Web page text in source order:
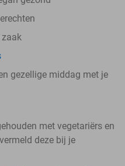
zaak
gezellige middag met je
met vegetariërs en
deze bij je